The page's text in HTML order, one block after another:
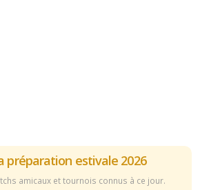
préparation estivale 2026
amicaux et tournois connus à ce jour.